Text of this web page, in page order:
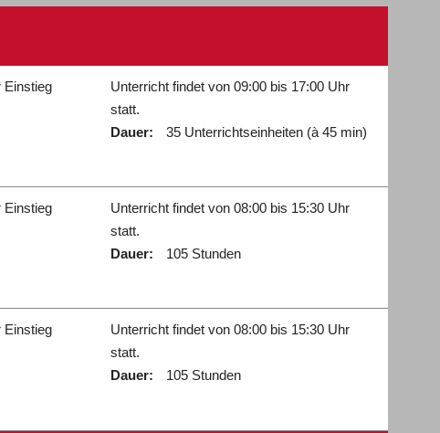
Einstieg
Unterricht findet von 09:00 bis 17:00 Uhr
statt.
Dauer:
35 Unterrichtseinheiten (à 45 min)
Einstieg
Unterricht findet von 08:00 bis 15:30 Uhr
statt.
Dauer:
105 Stunden
Einstieg
Unterricht findet von 08:00 bis 15:30 Uhr
statt.
Dauer:
105 Stunden